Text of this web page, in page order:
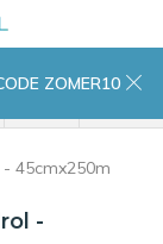
ZOMER10
45cmx250m
-